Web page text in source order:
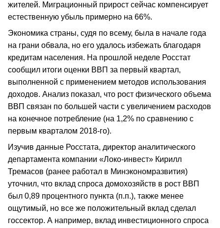
жителей. Миграционный прирост сейчас компенсирует
естественную убыль примерно на 66%.
Экономика страны, судя по всему, была в начале года
на грани обвала, но его удалось избежать благодаря
кредитам населения. На прошлой неделе Росстат
сообщил итоги оценки ВВП за первый квартал,
выполненной с применением методов использования
доходов. Анализ показал, что рост физического объема
ВВП связан по большей части с увеличением расходов
на конечное потребление (на 1,2% по сравнению с
первым кварталом 2018-го).
Изучив данные Росстата, директор аналитического
департамента компании «Локо-инвест» Кирилл
Тремасов (ранее работал в Минэкономразвития)
уточнил, что вклад спроса домохозяйств в рост ВВП
был 0,89 процентного пункта (п.п.), также менее
ощутимый, но все же положительный вклад сделал
госсектор. А например, вклад инвестиционного спроса